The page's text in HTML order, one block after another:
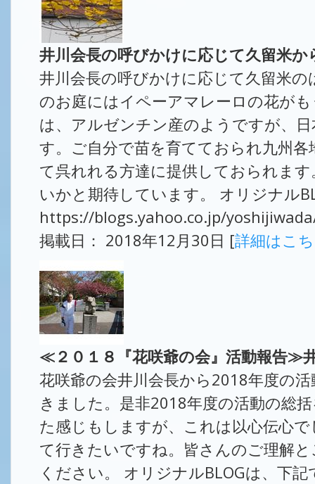
井川会長の呼びかけに応じて久留米
井川会長の呼びかけに応じて久留米
のお庭にはイペーアマレーロの花が
は、アルゼンチン産のようですが、
す。ご自分で苗を育てておられ九州
て呉れれる方達に提供しておられま
いかと期待しています。 オリジナル
https://blogs.yahoo.co.jp/
掲載日： 2018年12月30日 [詳細はこ
≪２０１８『花咲爺の会』活動報告≫
花咲爺の会井川会長から2018年度の
きました。是非2018年度の活動の総
た感じもしますが、これは以心伝心
て行きたいですね。皆さんのご理解
ください。 オリジナルBLOGは、下記